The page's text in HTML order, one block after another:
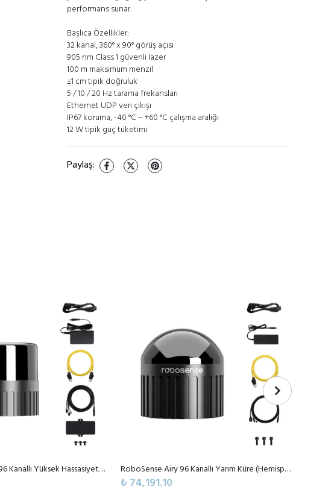
performans sunar.
Başlıca Özellikler:
32 kanal, 360° x 90° görüş açısı
905 nm Class 1 güvenli lazer
100 m maksimum menzil
±1 cm tipik doğruluk
5 / 10 / 20 Hz tarama frekansları
Ethernet UDP veri çıkışı
IP67 koruma, -40 °C ~ +60 °C çalışma aralığı
12 W tipik güç tüketimi
Paylaş:
RoboSense Fairy 96 Kanallı Yüksek Hassasiyetli Orta Menzilli Dijital LiDAR Sensörü RoboSense Airy 96 Kanallı Yarım Küre (Hemispherical) Dijital LiDAR Sensörü
₺ 74,191.10